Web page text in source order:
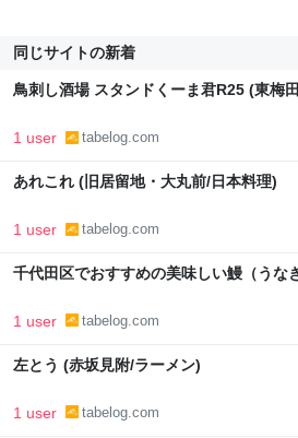
同じサイトの新着
鳥刺し酒場 スタンドくーま君R25 (東梅
1 user tabelog.com
あれこれ (旧居留地・大丸前/日本料理)
1 user tabelog.com
千代田区でおすすめの美味しい鰻（うな
1 user tabelog.com
左とう (赤坂見附/ラーメン)
1 user tabelog.com